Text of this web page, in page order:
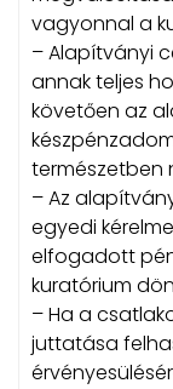
vagyonnal a
– Alapítványi
annak teljes
követően az
– Az
egyedi
elfogadott
kuratórium
– Ha a
juttatása